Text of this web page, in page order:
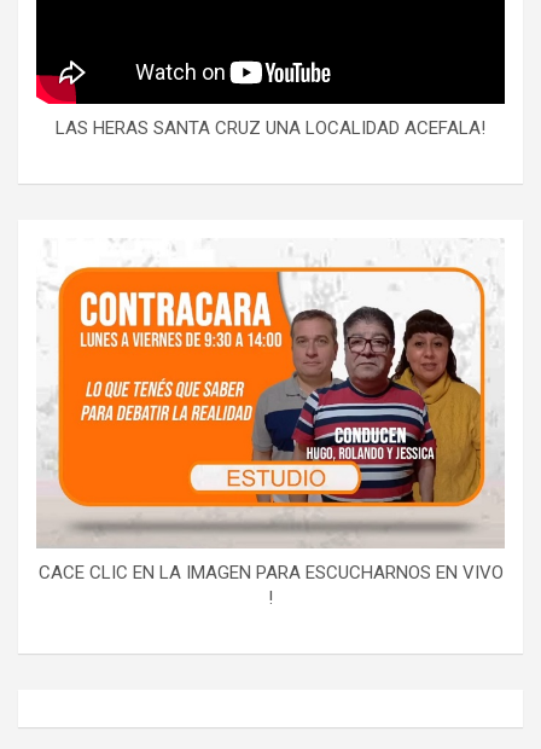
LAS HERAS SANTA CRUZ UNA LOCALIDAD ACEFALA!
CACE CLIC EN LA IMAGEN PARA ESCUCHARNOS EN VIVO
!